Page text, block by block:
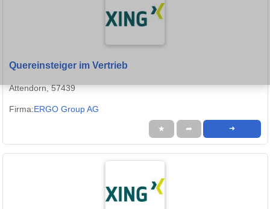
Quereinsteiger im Vertrieb
Attendorn, 57439
Firma:ERGO Group AG
★ ➦ ➜